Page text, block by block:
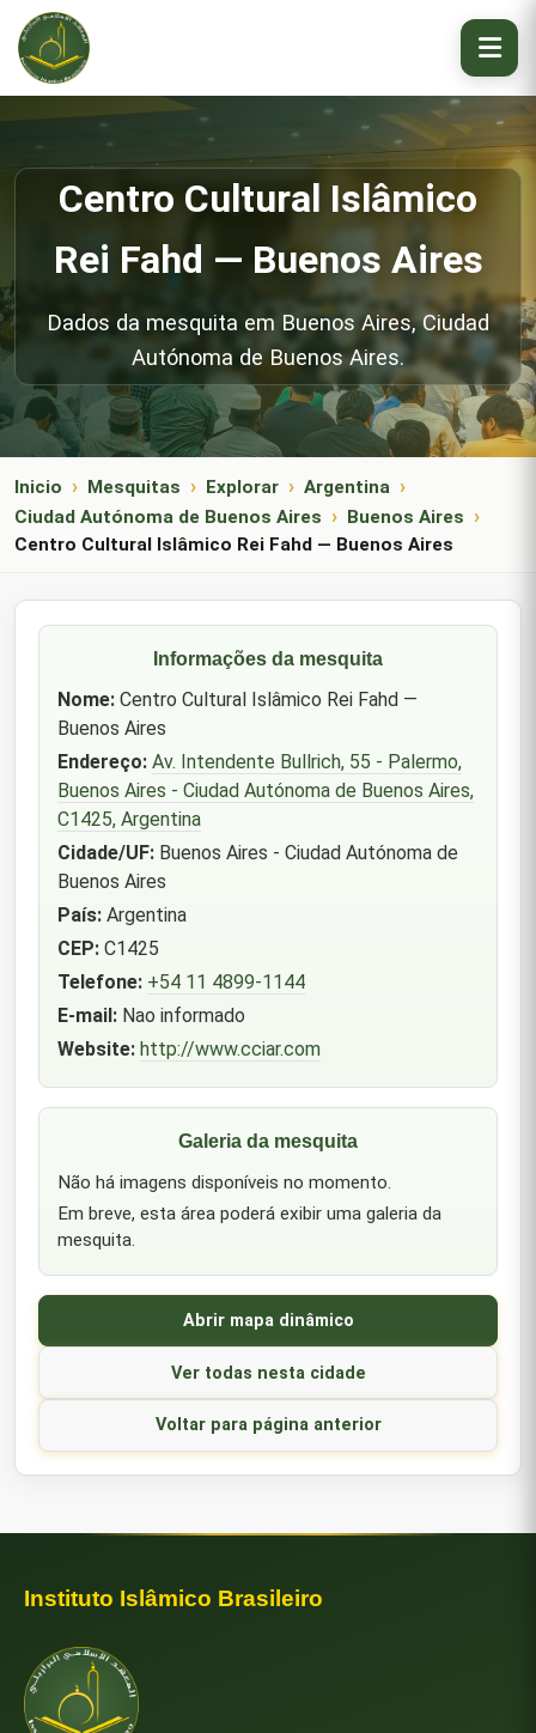
Centro Cultural Islâmico
Rei Fahd — Buenos Aires
Dados da mesquita em Buenos Aires, Ciudad
Autónoma de Buenos Aires.
Inicio Mesquitas Explorar
Argentina
Ciudad Autónoma de Buenos Aires
Buenos Aires
Centro Cultural Islâmico Rei Fahd — Buenos Aires
Informações da mesquita
Nome:Centro Cultural Islâmico Rei Fahd —
Buenos Aires
Endereço: Av. Intendente Bullrich, 55 - Palermo,
Buenos Aires - Ciudad Autónoma de Buenos Aires,
C1425, Argentina
Cidade/UF:Buenos Aires - Ciudad Autónoma de
Buenos Aires
País:Argentina
CEP:C1425
Telefone: +54 11 4899-1144
E-mail:Nao informado
Website: http://www.cciar.com
Galeria da mesquita
Não há imagens disponíveis no momento.
Em breve, esta área poderá exibir uma galeria da
mesquita.
Abrir mapa dinâmico
Ver todas nesta cidade
Voltar para página anterior
Instituto Islâmico Brasileiro